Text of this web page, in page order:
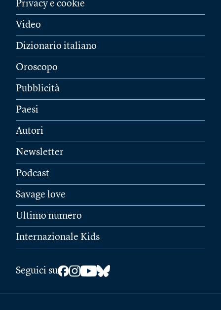
Privacy e cookie
Video
Dizionario italiano
Oroscopo
Pubblicità
Paesi
Autori
Newsletter
Podcast
Savage love
Ultimo numero
Internazionale Kids
Seguici su